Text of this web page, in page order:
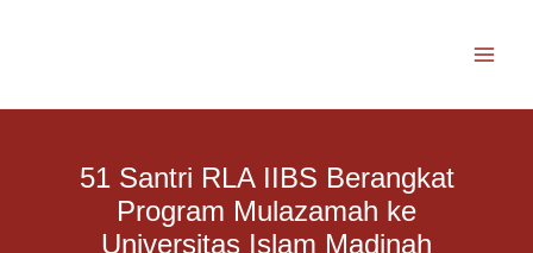
51 Santri RLA IIBS Berangkat
Program Mulazamah ke
Universitas Islam Madinah